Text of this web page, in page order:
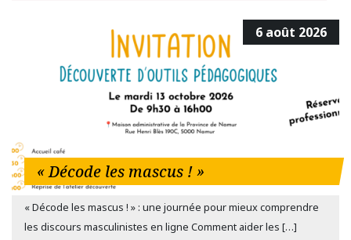
6 août 2026
« Décode les mascus ! »
« Décode les mascus ! » : une journée pour mieux comprendre
les discours masculinistes en ligne Comment aider les […]